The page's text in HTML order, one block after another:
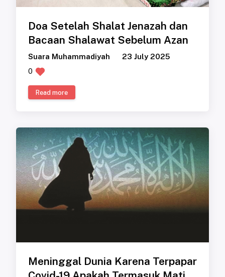
Doa Setelah Shalat Jenazah dan
Bacaan Shalawat Sebelum Azan
Suara Muhammadiyah
23 July 2025
0
Read more
Meninggal Dunia Karena Terpapar